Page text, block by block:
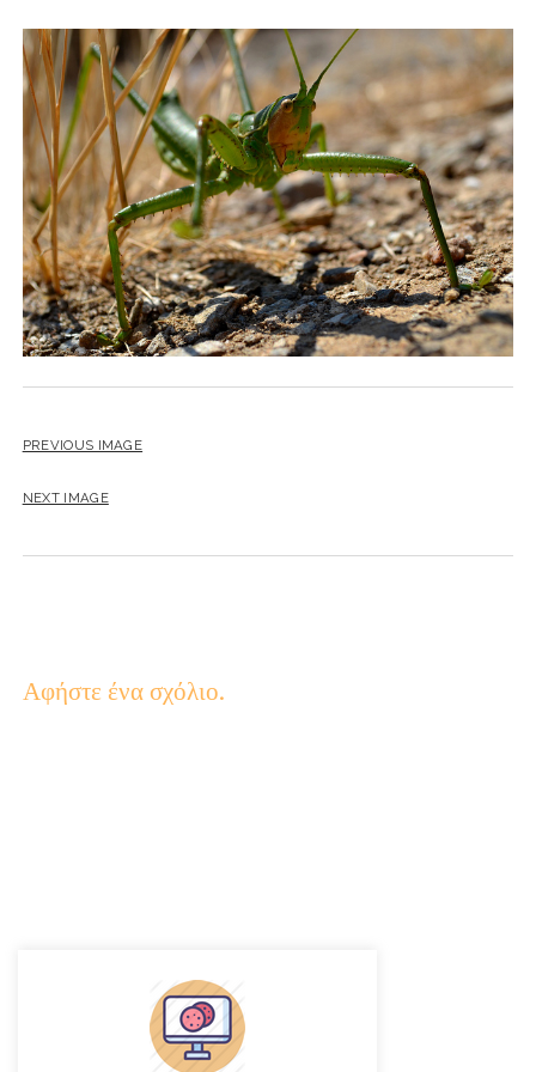
PREVIOUS IMAGE
NEXT IMAGE
Αφήστε ένα σχόλιο.